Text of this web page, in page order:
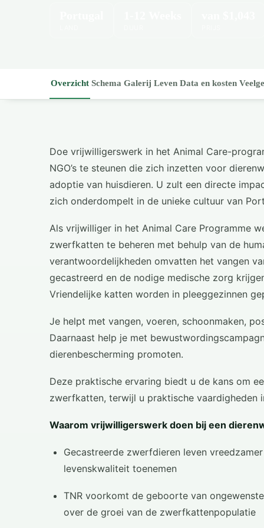
Overzicht Schema Galerij Leven Data en kosten
Doe vrijwilligerswerk in het Animal Care-
NGO’s te steunen die zich inzetten voor
adoptie van huisdieren. U zult een directe
zich onderdompelt in de unieke cultuur van
Als vrijwilliger in het Animal Care Programme
zwerfkatten te beheren met behulp van de
verantwoordelijkheden omvatten het vangen
gecastreerd en de nodige medische zorg
Vriendelijke katten worden in pleeggezinnen
Je helpt met vangen, voeren, schoonmaken,
Daarnaast help je met
dierenbescherming promoten.
Deze praktische ervaring biedt u de kans om
zwerfkatten, terwijl u praktische vaardigheden
Waarom vrijwilligerswerk doen bij een
Gecastreerde zwerfdieren leven
levenskwaliteit toenemen
TNR voorkomt de geboorte van
over de groei van de zwerfkattenpopulatie